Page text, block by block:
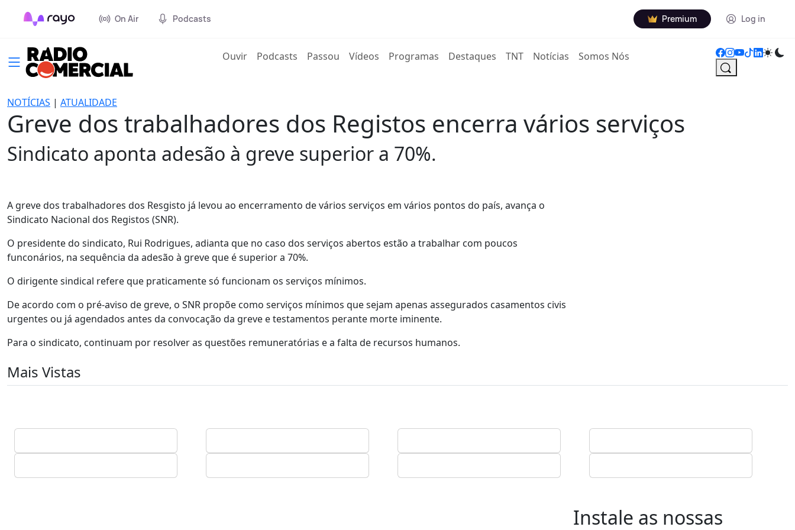
On Air Podcasts Premium Log in
Ouvir(current)
Podcasts Passou Vídeos Programas Destaques TNT Notícias Somos Nós
NOTÍCIAS | ATUALIDADE
Greve dos trabalhadores dos Registos encerra vários serviços
Sindicato aponta adesão à greve superior a 70%.
A greve dos trabalhadores dos Resgisto já levou ao encerramento de vários serviços em vários pontos do país, avança o
Sindicato Nacional dos Registos (SNR).
O presidente do sindicato, Rui Rodrigues, adianta que no caso dos serviços abertos estão a trabalhar com poucos
funconários, na sequência da adesão à greve que é superior a 70%.
O dirigente sindical refere que praticamente só funcionam os serviços mínimos.
De acordo com o pré-aviso de greve, o SNR propõe como serviços mínimos que sejam apenas assegurados casamentos civis
urgentes ou já agendados antes da convocação da greve e testamentos perante morte iminente.
Para o sindicato, continuam por resolver as questões remuneratórias e a falta de recursos humanos.
Mais Vistas
Instale as nossas